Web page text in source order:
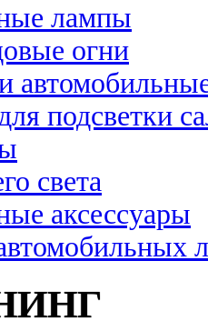
лампы
огни
подсветки
света
аксессуары